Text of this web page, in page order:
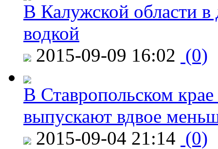
В Калужской области в
водкой
2015-09-09 16:02 (0)
В Ставропольском
выпускают вдвое
2015-09-04 21:14 (0)